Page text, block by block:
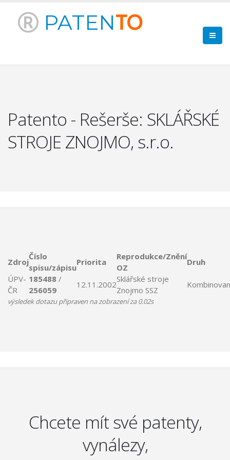
PATENTO
Patento - Rešerše: SKLÁŘSKÉ
STROJE ZNOJMO, s.r.o.
Zdroj
Číslo
spisu/zápisu
Priorita
Reprodukce/Znění
OZ
Druh
ÚPV-
ČR
185488 /
256059
12.11.2002
Sklářské stroje
Znojmo SSZ
výsledek dotazu připraven na zobrazení za 0.02s
Chcete mít své patenty,
vynálezy,